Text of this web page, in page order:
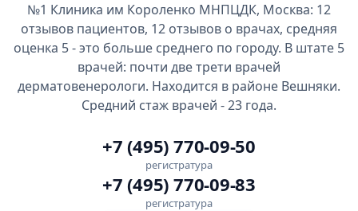
№1 Клиника им Короленко МНПЦДК, Москва: 12
отзывов пациентов, 12 отзывов о врачах, средняя
оценка 5 - это больше среднего по городу. В штате 5
врачей: почти две трети врачей
дерматовенерологи. Находится в районе Вешняки.
Средний стаж врачей - 23 года.
+7 (495) 770-09-50
регистратура
+7 (495) 770-09-83
регистратура